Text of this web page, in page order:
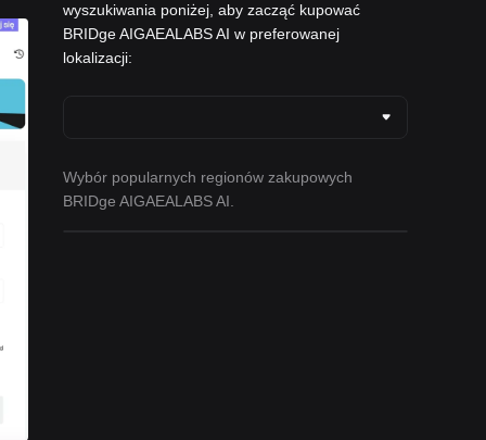
wyszukiwania poniżej, aby zacząć kupować
BRIDge AIGAEALABS AI w preferowanej
lokalizacji:
Wybór popularnych regionów zakupowych
BRIDge AIGAEALABS AI.